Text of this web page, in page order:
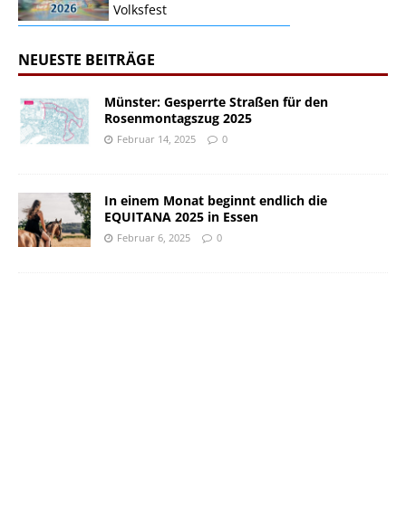
Volksfest
NEUESTE BEITRÄGE
Münster: Gesperrte Straßen für den
Rosenmontagszug 2025
Februar 14, 2025 0
In einem Monat beginnt endlich die
EQUITANA 2025 in Essen
Februar 6, 2025 0